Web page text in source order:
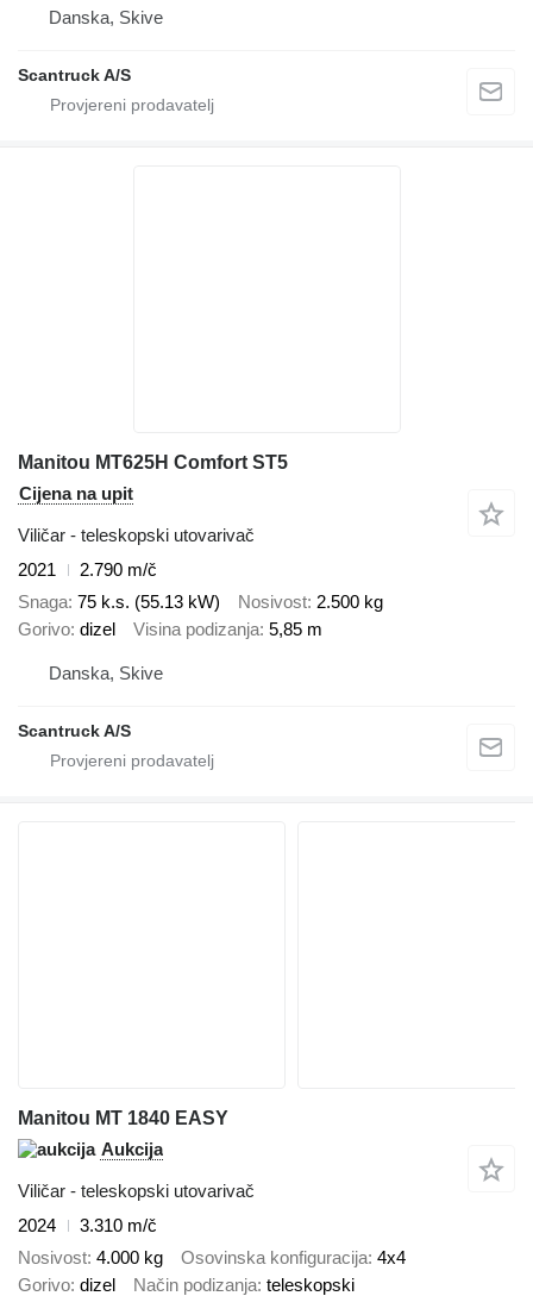
Danska, Skive
Scantruck A/S
Manitou MT625H Comfort ST5
Cijena na upit
Viličar - teleskopski utovarivač
2021
2.790 m/č
Snaga 75 k.s. (55.13 kW) Nosivost 2.500 kg
Gorivo dizel Visina podizanja 5,85 m
Danska, Skive
Scantruck A/S
Manitou MT 1840 EASY
Aukcija
Viličar - teleskopski utovarivač
2024
3.310 m/č
Nosivost 4.000 kg Osovinska konfiguracija 4x4
Gorivo dizel Način podizanja teleskopski